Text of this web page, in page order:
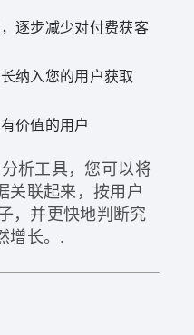
逐步减少对付费获客
纳入您的用户获取
价值的用户
析工具，您可以将
关联起来，按用户
，并更快地判断究
增长。.